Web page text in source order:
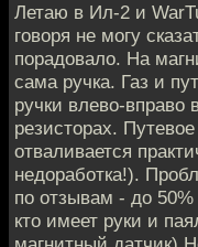
Летаю в Ил-2 и
говоря не могу
порадовало. На
сама ручка. Газ и
ручки влево-вправо
резисторах.
отваливается
недоработка!).
по отзывам - до
кто имеет руки и